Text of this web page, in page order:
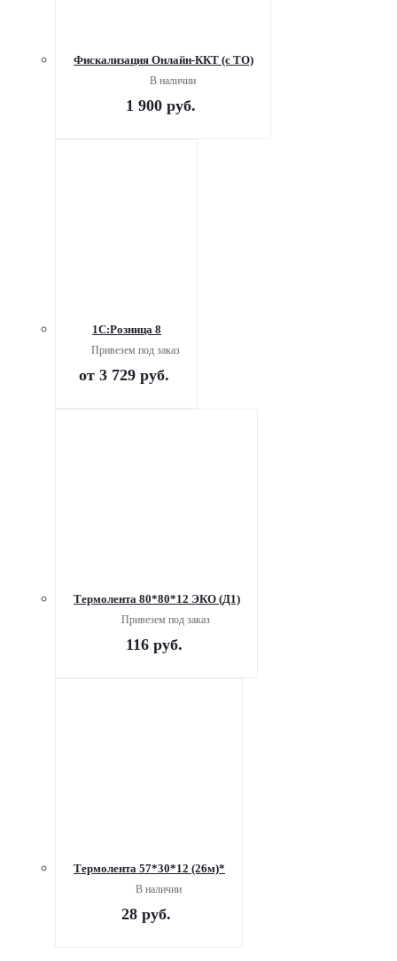
Фискализация Онлайн-ККТ (с ТО)
В наличии
1 900руб.
1С:Розница 8
Привезем под заказ
от 3 729 руб.
Термолента 80*80*12 ЭКО (Д1)
Привезем под заказ
116руб.
Термолента 57*30*12 (26м)*
В наличии
28 руб.